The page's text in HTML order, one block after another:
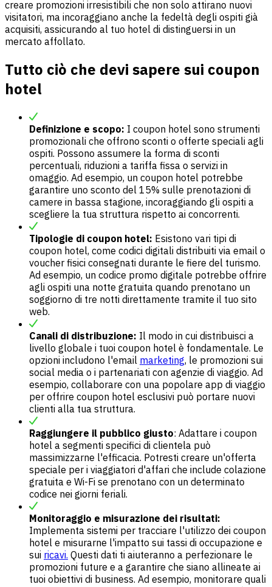
creare promozioni irresistibili che non solo attirano nuovi
visitatori, ma incoraggiano anche la fedeltà degli ospiti già
acquisiti, assicurando al tuo hotel di distinguersi in un
mercato affollato.
Tutto ciò che devi sapere sui coupon
hotel
Definizione e scopo: I coupon hotel sono strumenti
promozionali che offrono sconti o offerte speciali agli
ospiti. Possono assumere la forma di sconti
percentuali, riduzioni a tariffa fissa o servizi in
omaggio. Ad esempio, un coupon hotel potrebbe
garantire uno sconto del 15% sulle prenotazioni di
camere in bassa stagione, incoraggiando gli ospiti a
scegliere la tua struttura rispetto ai concorrenti.
Tipologie di coupon hotel: Esistono vari tipi di
coupon hotel, come codici digitali distribuiti via email o
voucher fisici consegnati durante le fiere del turismo.
Ad esempio, un codice promo digitale potrebbe offrire
agli ospiti una notte gratuita quando prenotano un
soggiorno di tre notti direttamente tramite il tuo sito
web.
Canali di distribuzione: Il modo in cui distribuisci a
livello globale i tuoi coupon hotel è fondamentale. Le
opzioni includono l'email marketing, le promozioni sui
social media o i partenariati con agenzie di viaggio. Ad
esempio, collaborare con una popolare app di viaggio
per offrire coupon hotel esclusivi può portare nuovi
clienti alla tua struttura.
Raggiungere il pubblico giusto: Adattare i coupon
hotel a segmenti specifici di clientela può
massimizzarne l'efficacia. Potresti creare un'offerta
speciale per i viaggiatori d'affari che include colazione
gratuita e Wi-Fi se prenotano con un determinato
codice nei giorni feriali.
Monitoraggio e misurazione dei risultati:
Implementa sistemi per tracciare l'utilizzo dei coupon
hotel e misurarne l'impatto sui tassi di occupazione e
sui ricavi. Questi dati ti aiuteranno a perfezionare le
promozioni future e a garantire che siano allineate ai
tuoi obiettivi di business. Ad esempio, monitorare quali